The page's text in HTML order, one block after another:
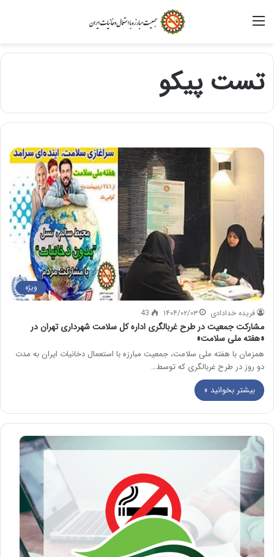
تست پیکو
ویژه
فریده خدادادی ۱۴۰۴/۰۲/۰۳ 43
مشارکت جمعیت در طرح غربالگری اداره کل سلامت شهرداری تهران در
«هفته ملی سلامت»
همزمان با هفته ملی سلامت، جمعیت مبارزه با استعمال دخانیات ایران به مدت
دو روز در طرح غربالگری که توسط…
بیشتر بخوانید »